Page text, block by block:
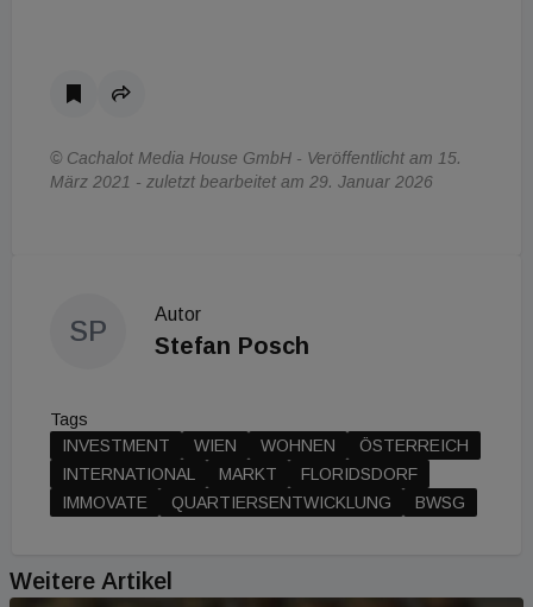
© Cachalot Media House GmbH - Veröffentlicht am 15.
März 2021 - zuletzt bearbeitet am 29. Januar 2026
SP
Autor
Stefan Posch
Tags
INVESTMENT
WIEN WOHNEN
ÖSTERREICH
INTERNATIONAL
MARKT
FLORIDSDORF
IMMOVATE
QUARTIERSENTWICKLUNG BWSG
Weitere Artikel